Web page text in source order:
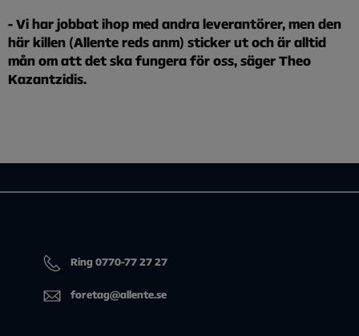
- Vi har jobbat ihop med andra leverantörer, men den
här killen (Allente reds anm) sticker ut och är alltid
mån om att det ska fungera för oss, säger Theo
Kazantzidis.
Ring 0770-77 27 27
foretag@allente.se